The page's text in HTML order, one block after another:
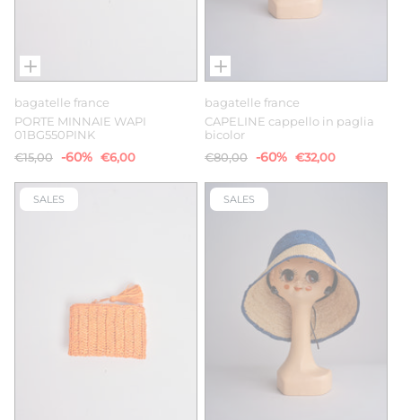
bagatelle france
PORTE MINNAIE WAPI
01BG550PINK
€15,00 -60% €6,00
bagatelle france
CAPELINE cappello in paglia
bicolor
€80,00 -60% €32,00
SALES SALES